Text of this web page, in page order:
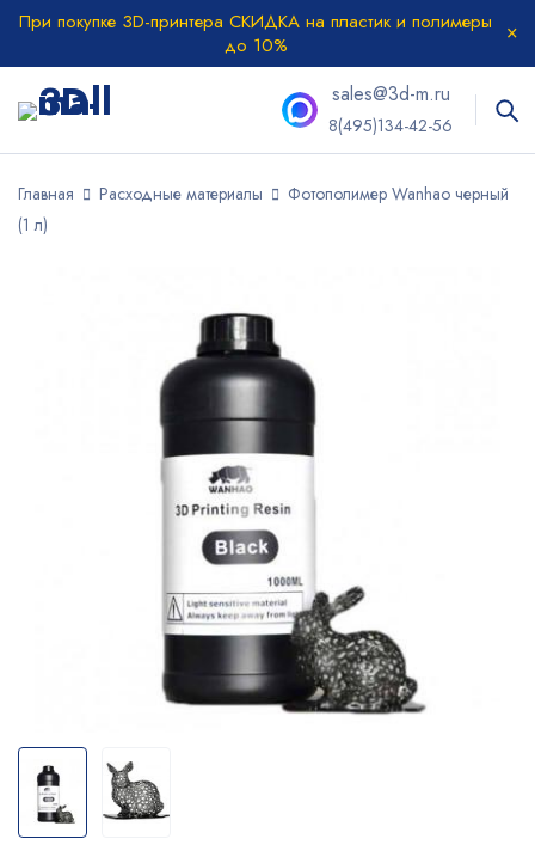
При покупке 3D-принтера СКИДКА на пластик и полимеры
до 10%
sales@3d-m.ru
8(495)134-42-56
Главная Расходные материалы
Фотополимер Wanhao черный
(1 л)